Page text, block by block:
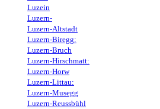
Luzein
Luzern-
Luzern-Altstadt
Luzern-Biregg:
Luzern-Bruch
Luzern-Hirschmatt:
Luzern-Horw
Luzern-Littau:
Luzern-Musegg
Luzern-Reussbühl